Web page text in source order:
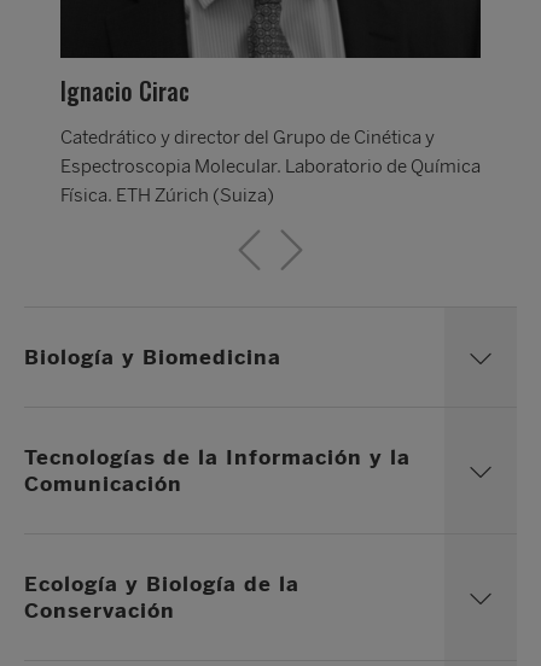
Ignacio Cirac
Catedrático y director del Grupo de Cinética y
Espectroscopia Molecular. Laboratorio de Química
Física. ETH Zúrich (Suiza)
Biología y Biomedicina
Tecnologías de la Información y la
Comunicación
Ecología y Biología de la
Conservación